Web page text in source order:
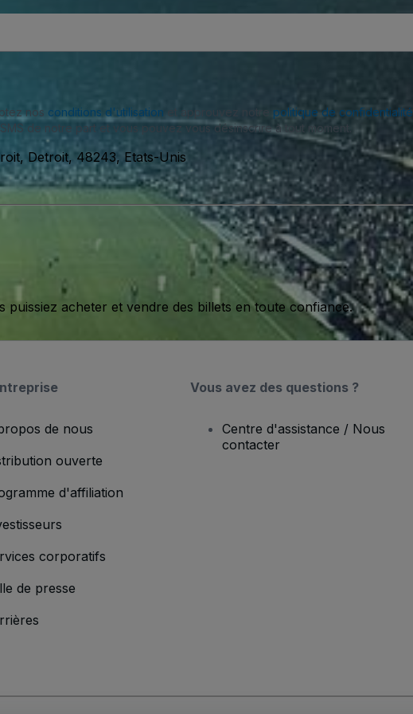
nos conditions d'utilisation et approuvez notre politique de confidentialité
SMS de notre part et vous pouvez vous désinscrire à tout moment.
Detroit, 48243, Etats-Unis
acheter et vendre des billets en toute confiance.
de nous
ouverte
d'affiliation
corporatifs
de presse
Vous avez des questions ?
Centre d'assistance / Nous
contacter